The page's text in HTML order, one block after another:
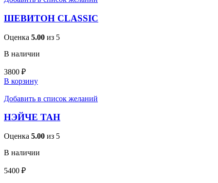
ШЕВИТОН CLASSIC
Оценка 5.00 из 5
В наличии
3800 ₽
В корзину
Добавить в список желаний
НЭЙЧЕ ТАН
Оценка 5.00 из 5
В наличии
5400 ₽